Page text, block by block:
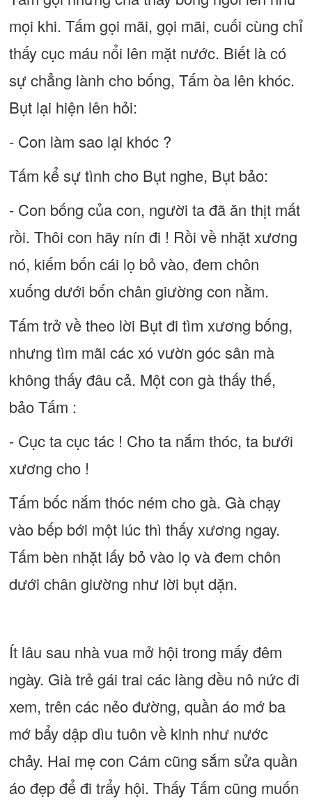
mọi khi. Tấm gọi mãi, gọi mãi, cuối cùng chỉ
thấy cục máu nổi lên mặt nước. Biết là có
sự chẳng lành cho bống, Tấm òa lên khóc.
Bụt lại hiện lên hỏi:
- Con làm sao lại khóc ?
Tấm kể sự tình cho Bụt nghe, Bụt bảo:
- Con bống của con, người ta đã ăn thịt mất
rồi. Thôi con hãy nín đi ! Rồi về nhặt xương
nó, kiếm bốn cái lọ bỏ vào, đem chôn
xuống dưới bốn chân giường con nằm.
Tấm trở về theo lời Bụt đi tìm xương bống,
nhưng tìm mãi các xó vườn góc sân mà
không thấy đâu cả. Một con gà thấy thế,
bảo Tấm :
- Cục ta cục tác ! Cho ta nắm thóc, ta bưới
xương cho !
Tấm bốc nắm thóc ném cho gà. Gà chạy
vào bếp bới một lúc thì thấy xương ngay.
Tấm bèn nhặt lấy bỏ vào lọ và đem chôn
dưới chân giường như lời bụt dặn.
Ít lâu sau nhà vua mở hội trong mấy đêm
ngày. Già trẻ gái trai các làng đều nô nức đi
xem, trên các nẻo đường, quần áo mớ ba
mớ bẩy dập dìu tuôn về kinh như nước
chảy. Hai mẹ con Cám cũng sắm sửa quần
áo đẹp để đi trẩy hội. Thấy Tấm cũng muốn